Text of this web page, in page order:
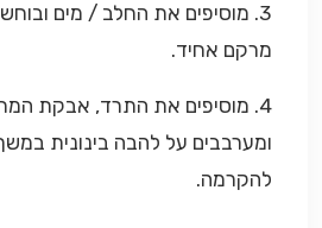
3. מוסיפים את החלב / מים
מרקם אחיד.
4. מוסיפים את התרד, אבקת
להקרמה.